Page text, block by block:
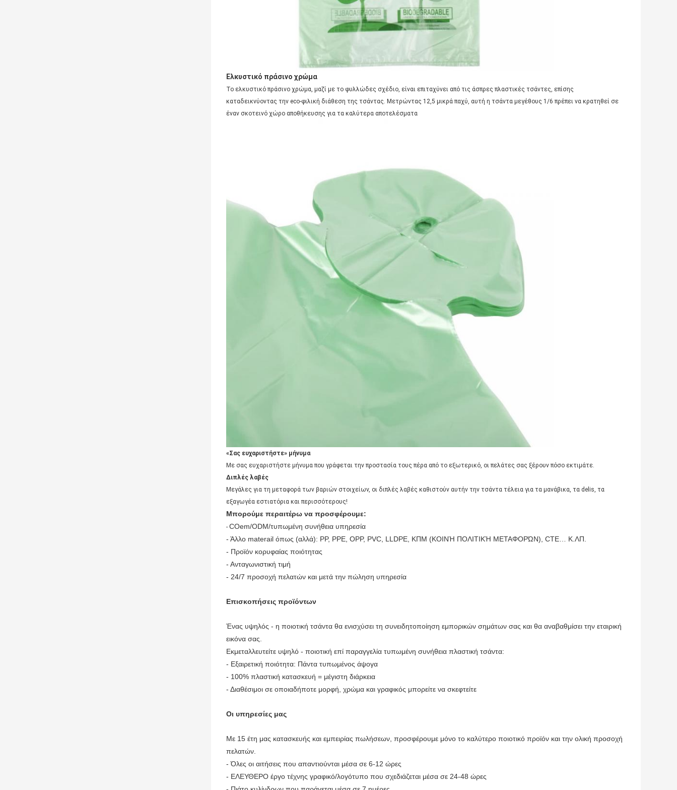
Ελκυστικό πράσινο χρώμα
Το ελκυστικό πράσινο χρώμα, μαζί με το φυλλώδες σχέδιο, είναι επιταχύνει από τις άσπρες πλαστικές τσάντες, επίσης
καταδεικνύοντας την eco-φιλική διάθεση της τσάντας. Μετρώντας 12,5 μικρά παχύ, αυτή η τσάντα μεγέθους 1/6 πρέπει να κρατηθεί σε
έναν σκοτεινό χώρο αποθήκευσης για τα καλύτερα αποτελέσματα
«Σας ευχαριστήστε» μήνυμα
Με σας ευχαριστήστε μήνυμα που γράφεται την προστασία τους πέρα από το εξωτερικό, οι πελάτες σας ξέρουν πόσο εκτιμάτε.
Διπλές λαβές
Μεγάλες για τη μεταφορά των βαριών στοιχείων, οι διπλές λαβές καθιστούν αυτήν την τσάντα τέλεια για τα μανάβικα, τα delis, τα
εξαγωγέα εστιατόρια και περισσότερους!
Μπορούμε περαιτέρω να προσφέρουμε:
- COem/ODM/τυπωμένη συνήθεια υπηρεσία
- Άλλο materail όπως (αλλά): PP, PPE, OPP, PVC, LLDPE, ΚΠΜ (ΚΟΙΝΉ ΠΟΛΙΤΙΚΉ ΜΕΤΑΦΟΡΏΝ), CTE… Κ.ΛΠ.
- Προϊόν κορυφαίας ποιότητας
- Ανταγωνιστική τιμή
- 24/7 προσοχή πελατών και μετά την πώληση υπηρεσία
Επισκοπήσεις προϊόντων
Ένας υψηλός - η ποιοτική τσάντα θα ενισχύσει τη συνειδητοποίηση εμπορικών σημάτων σας και θα αναβαθμίσει την εταιρική
εικόνα σας.
Εκμεταλλευτείτε υψηλό - ποιοτική επί παραγγελία τυπωμένη συνήθεια πλαστική τσάντα:
- Εξαιρετική ποιότητα: Πάντα τυπωμένος άψογα
- 100% πλαστική κατασκευή = μέγιστη διάρκεια
- Διαθέσιμοι σε οποιαδήποτε μορφή, χρώμα και γραφικός μπορείτε να σκεφτείτε
Οι υπηρεσίες μας
Με 15 έτη μας κατασκευής και εμπειρίας πωλήσεων, προσφέρουμε μόνο το καλύτερο ποιοτικό προϊόν και την ολική προσοχή
πελατών.
- Όλες οι αιτήσεις που απαντιούνται μέσα σε 6-12 ώρες
- ΕΛΕΥΘΕΡΟ έργο τέχνης γραφικό/λογότυπο που σχεδιάζεται μέσα σε 24-48 ώρες